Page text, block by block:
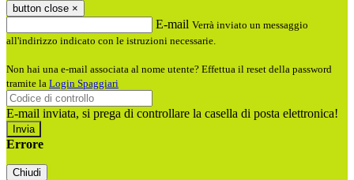
button close ×
E-mail Verrà inviato un messaggio
all'indirizzo indicato con le istruzioni necessarie.
Non hai una e-mail associata al nome utente? Effettua il reset della password
tramite la Login Spaggiari
E-mail inviata, si prega di controllare la casella di posta elettronica!
Errore
Chiudi